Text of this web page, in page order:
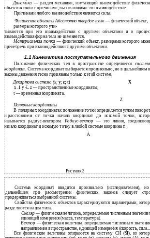
Динамика— раздел механики, изучающий взаимодействие
объектов связи с причинами, вызывающими это взаимодействие.
Причинами любого взаимодействия являются силы.
Физические объекты Абсолютно твердое тело— физический объект,
размеры которого учи-
тываются при его взаимодействии с другими объектами и в
взаимодействия форма тела не изменяется.
Материальная точка— физический объект, размерами которого
пренебречь при взаимодействии с другими объектами.
1.1 Кинематика поступательного движения
Положение физических тел в пространстве определяется
координат. Система координат выбирается произвольно, но в дальнейшем
законы движения тесно привязаны только к этой системе.
Декартова система (х;у; z; t)
X
х .1 у -L z — пространственные координаты;
t — временная координата.
Z
Полярные координаты
В полярных координатах положение точки определяется углом
и расстоянием от точки начала координат до искомой точки,
называетсярадиус-вектором. Радиус-вектор — это линия,
начало координат и искомую точку в любой системе координа т.
А
Рисунок 3
Система координат вводится произвольно (исследователем),
дальнейшем при рассмотрении физических законов следует
придерживаться выбранной системы.
Свойства физических объектов характеризуются параметрами,
разделяются на два типа.
Скаляр — физическая величина, определяемая численным
единицей измерения (масса, температура).
Вектор — физическая величина, определяемая численным
направлением в пространстве, единицей измерения (скорость,
Все физические величины опираются на систему СИ (SI), из